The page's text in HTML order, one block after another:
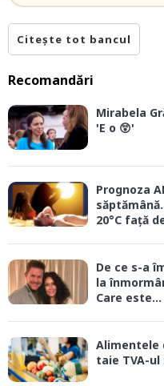
Citește tot bancul
Recomandări
Mirabela
'E o 😲'
Prognoza
20°C față
De ce s-a
la
Care este...
Alimentele
taie TVA-